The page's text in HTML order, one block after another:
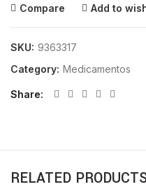
Compare Add to
SKU: 9363317
Category: Medicamentos
Share
RELATED